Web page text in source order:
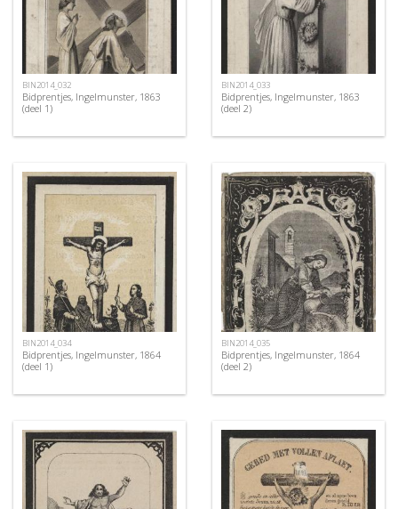
BIN2014_032
Bidprentjes, Ingelmunster, 1863
(deel 1)
BIN2014_033
Bidprentjes, Ingelmunster, 1863
(deel 2)
BIN2014_034
Bidprentjes, Ingelmunster, 1864
(deel 1)
BIN2014_035
Bidprentjes, Ingelmunster, 1864
(deel 2)